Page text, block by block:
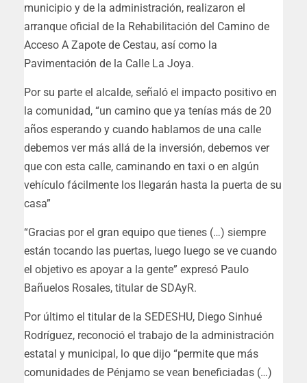
municipio y de la administración, realizaron el
arranque oficial de la Rehabilitación del Camino de
Acceso A Zapote de Cestau, así como la
Pavimentación de la Calle La Joya.
Por su parte el alcalde, señaló el impacto positivo en
la comunidad, “un camino que ya tenías más de 20
años esperando y cuando hablamos de una calle
debemos ver más allá de la inversión, debemos ver
que con esta calle, caminando en taxi o en algún
vehículo fácilmente los llegarán hasta la puerta de su
casa”
“Gracias por el gran equipo que tienes (…) siempre
están tocando las puertas, luego luego se ve cuando
el objetivo es apoyar a la gente” expresó Paulo
Bañuelos Rosales, titular de SDAyR.
Por último el titular de la SEDESHU, Diego Sinhué
Rodríguez, reconoció el trabajo de la administración
estatal y municipal, lo que dijo “permite que más
comunidades de Pénjamo se vean beneficiadas (…)